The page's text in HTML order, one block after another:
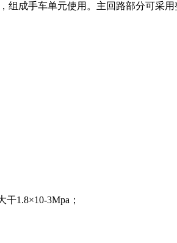
成手车单元使用。主回路部分可采
1.8×10-3Mpa；